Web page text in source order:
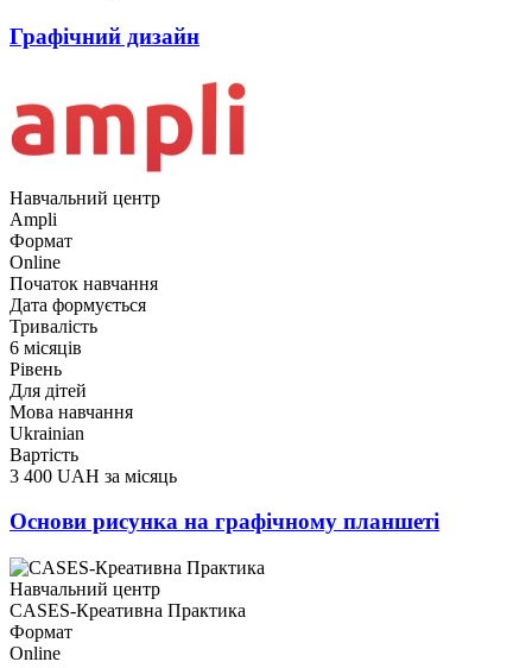
Графічний дизайн
Навчальний центр
Ampli
Формат
Online
Початок навчання
Дата формується
Тривалість
6 місяців
Рівень
Для дітей
Мова навчання
Ukrainian
Вартість
3 400 UAH за місяць
Основи рисунка на графічному планшеті
Навчальний центр
CASES-Креативна Практика
Формат
Online